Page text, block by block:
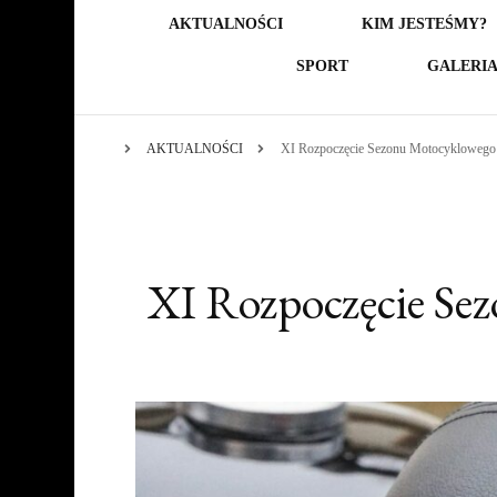
AKTUALNOŚCI KIM JESTEŚMY?
SPORT GALERIA
AKTUALNOŚCI XI Rozpoczęcie Sezonu
XI Rozpoczęcie